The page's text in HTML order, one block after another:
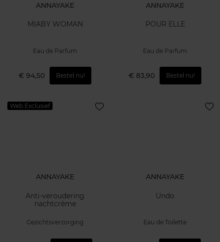
ANNAYAKE
MIABY WOMAN
Eau de Parfum
€ 94,50 Bestel nu!
ANNAYAKE
POUR ELLE
Eau de Parfum
€ 83,90 Bestel nu!
Web Exclusief
ANNAYAKE
Anti-veroudering
nachtcrème
Gezichtsverzorging
ANNAYAKE
Undo
Eau de Toilette